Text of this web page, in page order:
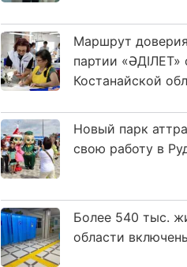
Маршрут
партии «ӘДІЛЕТ»
Костанайской
Новый парк
свою работу в
Более 540 тыс.
области